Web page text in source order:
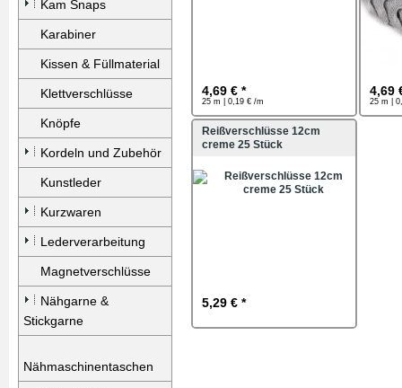
Kam Snaps
Karabiner
Kissen & Füllmaterial
Klettverschlüsse
Knöpfe
Kordeln und Zubehör
Kunstleder
Kurzwaren
Lederverarbeitung
Magnetverschlüsse
Nähgarne &
Stickgarne
Nähmaschinentaschen
4,69 € *
25 m | 0,19 € /m
4,69
25 m |
Reißverschlüsse 12cm
creme 25 Stück
5,29 € *